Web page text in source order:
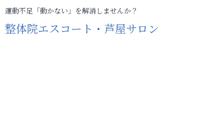
運動不足「動かない」を解消しませんか？
整体院エスコート・芦屋サロン